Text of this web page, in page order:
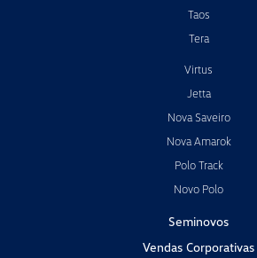
Taos
Tera
Virtus
Jetta
Nova Saveiro
Nova Amarok
Polo Track
Novo Polo
Seminovos
Vendas Corporativas